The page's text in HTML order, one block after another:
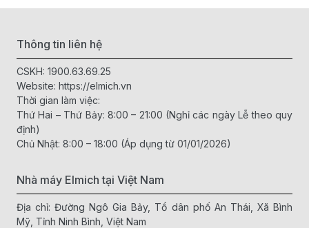
Thông tin liên hệ
CSKH: 1900.63.69.25
Website: https://elmich.vn
Thời gian làm việc:
Thứ Hai – Thứ Bảy: 8:00 – 21:00 (Nghỉ các ngày Lễ theo quy
định)
Chủ Nhật: 8:00 – 18:00 (Áp dụng từ 01/01/2026)
Nhà máy Elmich tại Việt Nam
Địa chỉ: Đường Ngô Gia Bảy, Tổ dân phố An Thái, Xã Bình
Mỹ, Tỉnh Ninh Bình, Việt Nam